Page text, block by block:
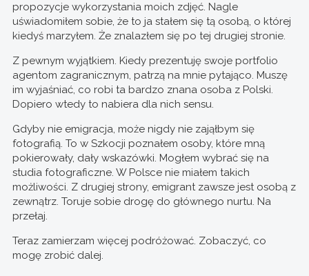
propozycje wykorzystania moich zdjęć. Nagle
uświadomiłem sobie, że to ja stałem się tą osobą, o której
kiedyś marzyłem. Że znalazłem się po tej drugiej stronie.
Z pewnym wyjątkiem. Kiedy prezentuję swoje portfolio
agentom zagranicznym, patrzą na mnie pytająco. Muszę
im wyjaśniać, co robi ta bardzo znana osoba z Polski.
Dopiero wtedy to nabiera dla nich sensu.
Gdyby nie emigracja, może nigdy nie zająłbym się
fotografią. To w Szkocji poznałem osoby, które mną
pokierowały, dały wskazówki. Mogłem wybrać się na
studia fotograficzne. W Polsce nie miałem takich
możliwości. Z drugiej strony, emigrant zawsze jest osobą z
zewnątrz. Toruje sobie drogę do głównego nurtu. Na
przełaj.
Teraz zamierzam więcej podróżować. Zobaczyć, co
mogę zrobić dalej.